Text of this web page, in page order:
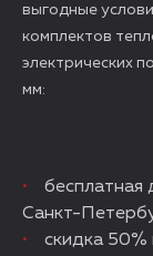
выгодные
комплектов
электрических
мм:
бесплатная
Санкт-
скидка 50%